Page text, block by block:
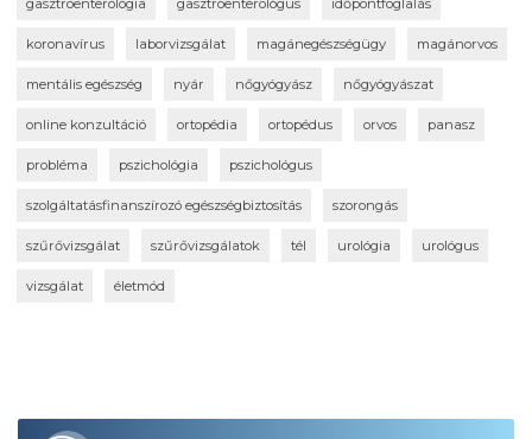
gasztroenterológia gasztroenterológus időpontfoglalás
koronavírus laborvizsgálat magánegészségügy magánorvos
mentális egészség nyár nőgyógyász nőgyógyászat
online konzultáció ortopédia ortopédus orvos panasz
probléma pszichológia pszichológus
szolgáltatásfinanszírozó egészségbiztosítás szorongás
szűrővizsgálat szűrővizsgálatok tél urológia urológus
vizsgálat életmód